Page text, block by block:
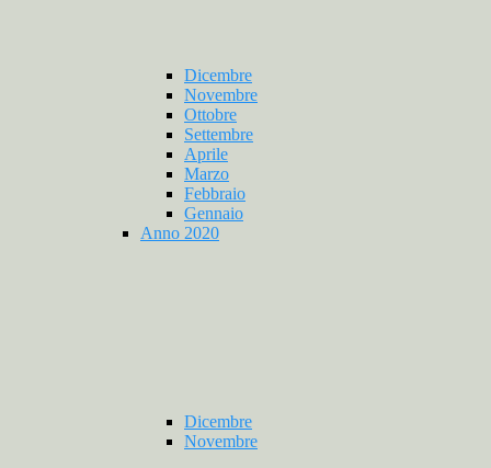
Dicembre
Novembre
Ottobre
Settembre
Aprile
Marzo
Febbraio
Gennaio
Anno 2020
Dicembre
Novembre